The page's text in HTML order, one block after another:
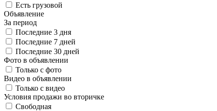
Есть грузовой
Объявление
За период
Последние 3 дня
Последние 7 дней
Последние 30 дней
Фото в объявлении
Только с фото
Видео в объявлении
Только с видео
Условия продажи во вторичке
Свободная